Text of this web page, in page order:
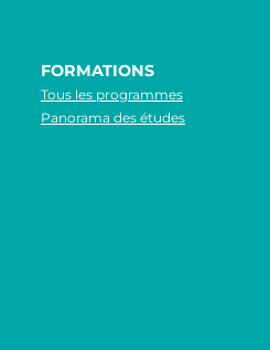
FORMATIONS
Tous les programmes
Panorama des études